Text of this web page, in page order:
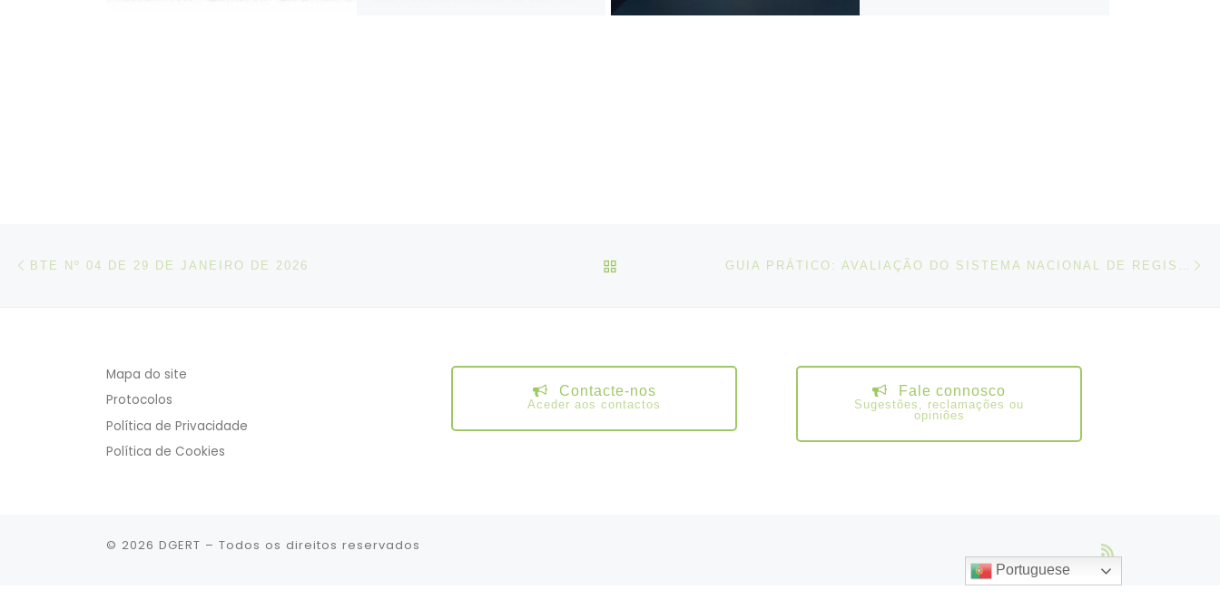
Post navigation
BTE Nº 04 DE 29 DE JANEIRO DE 2026 VOLTAR À LISTA DE ARTIGOS
Mapa do site
Protocolos
Política de Privacidade
Política de Cookies
Contacte-nos
Aceder aos contactos
Fale connosco
Sugestões, reclamações ou
opiniões
© 2026 DGERT – Todos os direitos reservados
Portuguese